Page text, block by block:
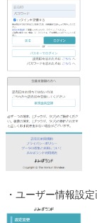
・ユーザー情報設